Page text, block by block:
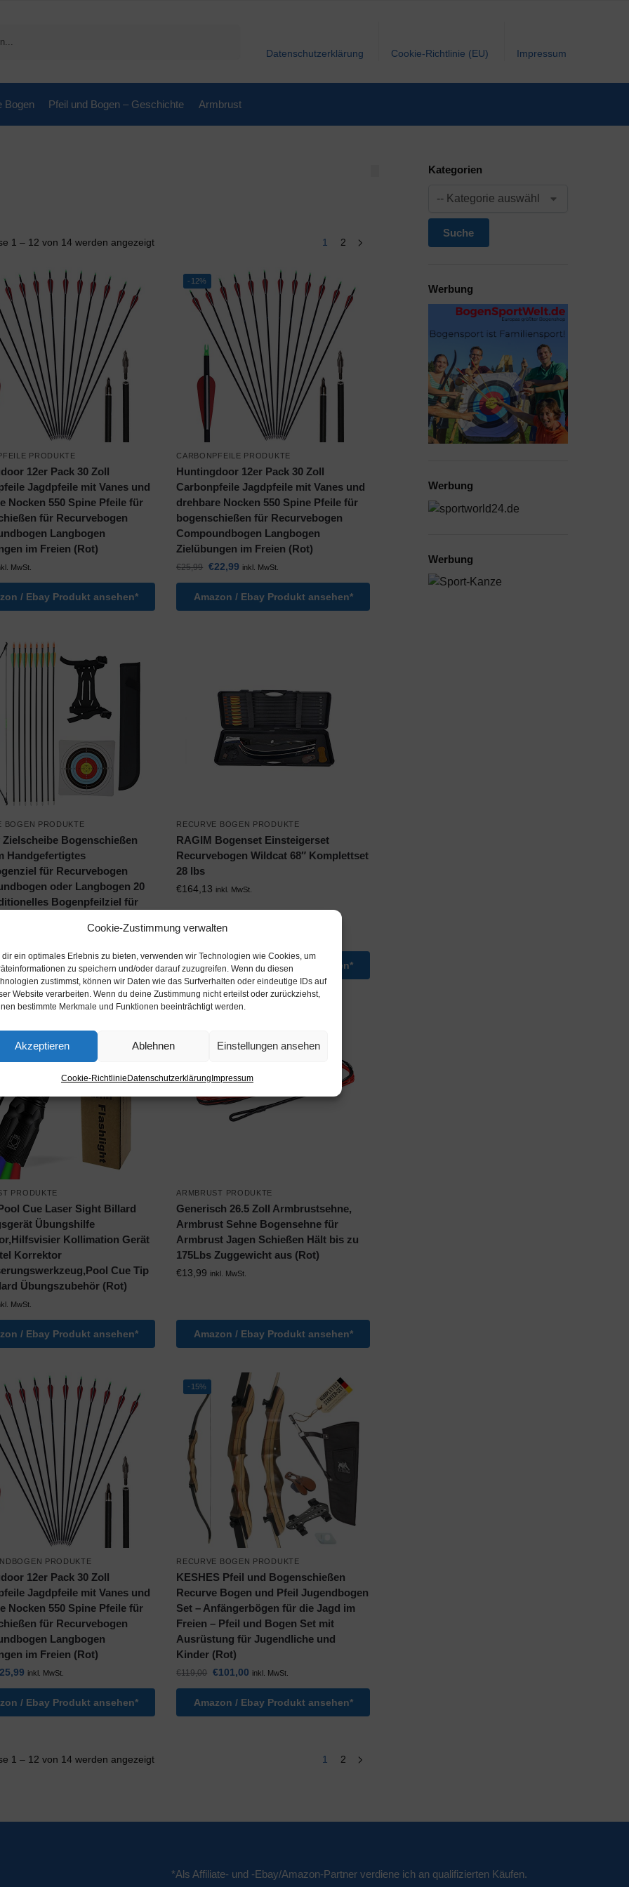
Cookie-Zustimmung verwalten
dir ein optimales Erlebnis zu bieten, verwenden wir Technologien wie Cookies, um
zu speichern und/oder darauf zuzugreifen. Wenn du diesen
zustimmst, können wir Daten wie das Surfverhalten oder eindeutige IDs auf
Website verarbeiten. Wenn du deine Zustimmung nicht erteilst oder zurückziehst,
bestimmte Merkmale und Funktionen beeinträchtigt werden.
Akzeptieren Ablehnen Einstellungen ansehen
Cookie-RichtlinieDatenschutzerklärungImpressum
Datenschutzerklärung Cookie-Richtlinie (EU) Impressum
Bogen Pfeil und Bogen – Geschichte Armbrust
1 – 12 von 14 werden angezeigt 1 2
PRODUKTE
12er Pack 30 Zoll
Jagdpfeile mit Vanes und
Nocken 550 Spine Pfeile für
für Recurvebogen
Langbogen
im Freien (Rot)
MwSt.
/ Ebay Produkt ansehen*
-12%
CARBONPFEILE PRODUKTE
Huntingdoor 12er Pack 30 Zoll
Carbonpfeile Jagdpfeile mit Vanes und
drehbare Nocken 550 Spine Pfeile für
bogenschießen für Recurvebogen
Compoundbogen Langbogen
Zielübungen im Freien (Rot)
€25,99 €22,99 inkl. MwSt.
Amazon / Ebay Produkt ansehen*
BOGEN PRODUKTE
Zielscheibe Bogenschießen
Handgefertigtes
für Recurvebogen
oder Langbogen 20
Bogenpfeilziel für
Jagdpraxis
/ Ebay Produkt ansehen*
RECURVE BOGEN PRODUKTE
RAGIM Bogenset Einsteigerset
Recurvebogen Wildcat 68″ Komplettset
28 lbs
€164,13 inkl. MwSt.
Amazon / Ebay Produkt ansehen*
PRODUKTE
Cue Laser Sight Billard
Übungshilfe
Kollimation Gerät
Korrektor
Cue Tip
Übungszubehör (Rot)
MwSt.
/ Ebay Produkt ansehen*
ARMBRUST PRODUKTE
Generisch 26.5 Zoll Armbrustsehne,
Armbrust Sehne Bogensehne für
Armbrust Jagen Schießen Hält bis zu
175Lbs Zuggewicht aus (Rot)
€13,99 inkl. MwSt.
Amazon / Ebay Produkt ansehen*
PRODUKTE
12er Pack 30 Zoll
Jagdpfeile mit Vanes und
Nocken 550 Spine Pfeile für
für Recurvebogen
Langbogen
im Freien (Rot)
25,99 inkl. MwSt.
/ Ebay Produkt ansehen*
-15%
RECURVE BOGEN PRODUKTE
KESHES Pfeil und Bogenschießen
Recurve Bogen und Pfeil Jugendbogen
Set – Anfängerbögen für die Jagd im
Freien – Pfeil und Bogen Set mit
Ausrüstung für Jugendliche und
Kinder (Rot)
€119,00 €101,00 inkl. MwSt.
Amazon / Ebay Produkt ansehen*
1 – 12 von 14 werden angezeigt 1 2
Kategorien
Suche
Werbung
Werbung
Werbung
*Als Affiliate- und -Ebay/Amazon-Partner verdiene ich an qualifizierten Käufen.